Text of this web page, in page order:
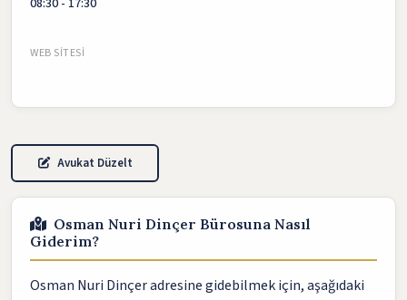
08:30 - 17:30
WEB SITESI
Avukat Düzelt
Osman Nuri Dinçer Bürosuna Nasıl
Giderim?
Osman Nuri Dinçer adresine gidebilmek için, aşağıdaki